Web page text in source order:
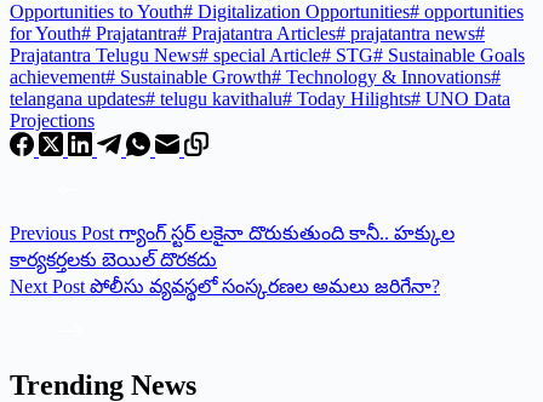
Opportunities to Youth# Digitalization Opportunities# opportunities
for Youth# Prajatantra# Prajatantra Articles# prajatantra news#
Prajatantra Telugu News# special Article# STG# Sustainable Goals
achievement# Sustainable Growth# Technology & Innovations#
telangana updates# telugu kavithalu# Today Hilights# UNO Data
Projections
Previous Post గ్యాంగ్ స్టర్ లకైనా దొరుకుతుంది కానీ.. హక్కుల
కార్యకర్తలకు బెయిల్ దొరకదు
Next Post పోలీసు వ్యవస్థలో సంస్కరణల అమలు జరిగేనా?
Trending News